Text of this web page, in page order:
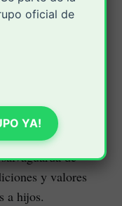
a través
agrícola, el
en cada
de
y valores
a hijos.
oficial de
YA!